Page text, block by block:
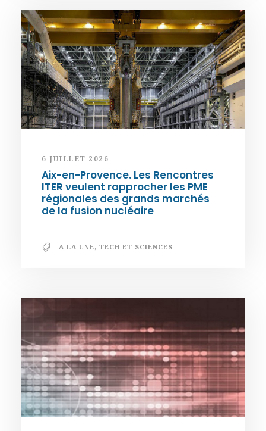
6 JUILLET 2026
Aix-en-Provence. Les Rencontres
ITER veulent rapprocher les PME
régionales des grands marchés
de la fusion nucléaire
A LA UNE, TECH ET SCIENCES